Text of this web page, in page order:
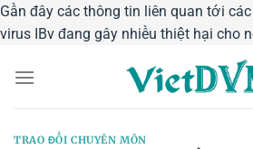
Gần đây các thông tin liên quan tới
virus IBv đang gây nhiều thiệt hại cho
TRAO ĐỔI CHUYÊN MÔN